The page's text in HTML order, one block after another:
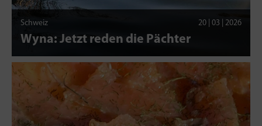
Schweiz 20 | 03 | 2026
Wyna: Jetzt reden die Pächter